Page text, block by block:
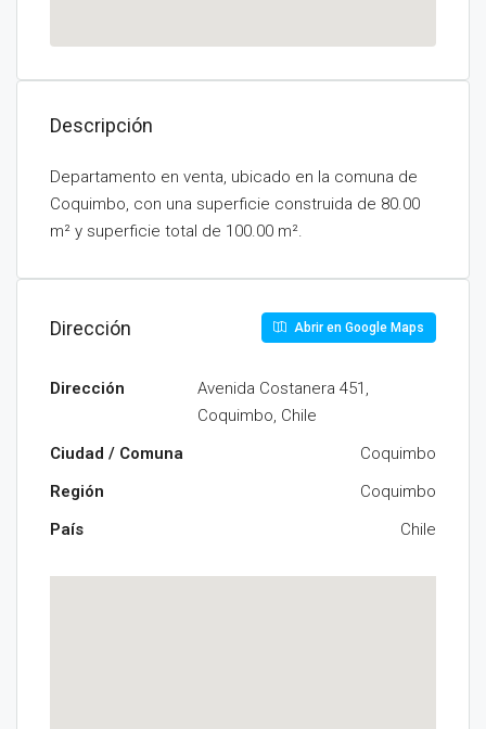
Descripción
Departamento en venta, ubicado en la comuna de
Coquimbo, con una superficie construida de 80.00
m² y superficie total de 100.00 m².
Dirección Abrir en Google Maps
Dirección
Avenida Costanera 451,
Coquimbo, Chile
Ciudad / Comuna
Coquimbo
Región
Coquimbo
País
Chile